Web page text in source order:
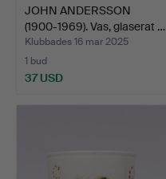
JOHN ANDERSSON
(1900-1969). Vas, glaserat …
Klubbades 16 mar 2025
1 bud
37 USD